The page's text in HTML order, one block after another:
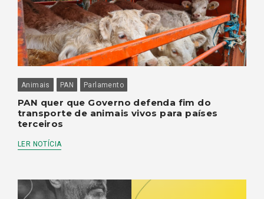
Animais PAN Parlamento
PAN quer que Governo defenda fim do
transporte de animais vivos para países
terceiros
LER NOTÍCIA